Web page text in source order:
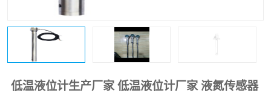
低温液位计生产厂家 低温液位计厂家 液氮传感器
流量仪表 加油站液位仪